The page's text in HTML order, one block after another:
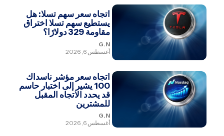
اتجاه سعر سهم تسلا: هل
يستطيع سهم تسلا اختراق
مقاومة 329 دولارًا؟
G.N
أغسطس 6, 2026
اتجاه سعر مؤشر ناسداك
100 يشير إلى اختبار حاسم
قد يحدد الاتجاه المقبل
للمشترين
G.N
أغسطس 6, 2026